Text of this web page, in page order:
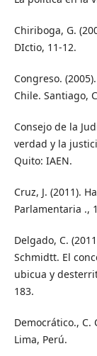
Chiriboga, G.
DIctio, 11-12.
Congreso.
Chile. Santiago,
Consejo de la
verdad y la
Quito: IAEN.
Cruz, J. (2011).
Parlamentaria .,
Delgado, C.
Schmidtt. El
ubicua y
183.
Democrático., C.
Lima, Perú.